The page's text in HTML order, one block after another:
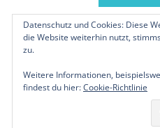
© 2019-2026
Rechte
Datenschutz und Cookies: Diese
die Website weiterhin nutzt,
zu.
Weitere Informationen,
findest du hier:Cookie-Richtlinie